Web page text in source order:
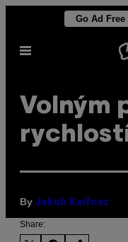
content
Go Ad Free
Open
Volným
By Jakub Kaifosz
Share: